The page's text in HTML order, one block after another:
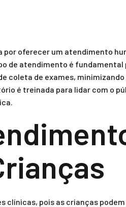
por oferecer um atendimento
de atendimento é fundamental
coleta de exames, minimizando
é treinada para lidar com o
clínicas, pois as crianças